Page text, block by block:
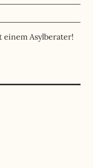
Asylberater!